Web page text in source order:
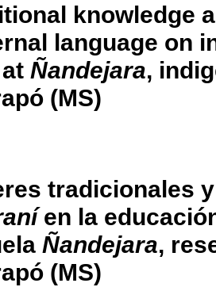
knowledge
language on
Ñandejara,
(MS)
tradicionales
en la
Ñandejara,
(MS)